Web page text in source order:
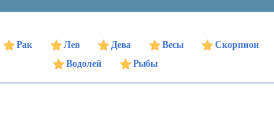
Рак Лев Дева Весы Скорпион
Водолей
Рыбы